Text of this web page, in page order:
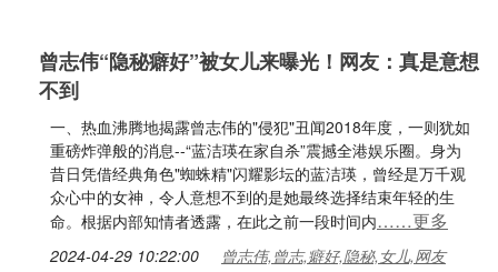
曾志伟“隐秘癖好”被女儿来曝光！网友：真是意想
不到
一、热血沸腾地揭露曾志伟的"侵犯"丑闻2018年度，一则犹如
重磅炸弹般的消息--“蓝洁瑛在家自杀”震撼全港娱乐圈。身为
昔日凭借经典角色"蜘蛛精"闪耀影坛的蓝洁瑛，曾经是万千观
众心中的女神，令人意想不到的是她最终选择结束年轻的生
命。根据内部知情者透露，在此之前一段时间内……更多
2024-04-29 10:22:00 曾志伟,曾志,癖好,隐秘,女儿,网友